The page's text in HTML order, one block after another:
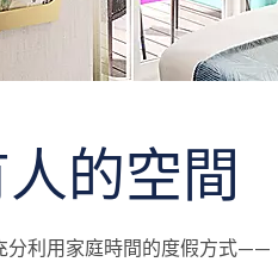
的空間
分利用家庭時間的度假方式——